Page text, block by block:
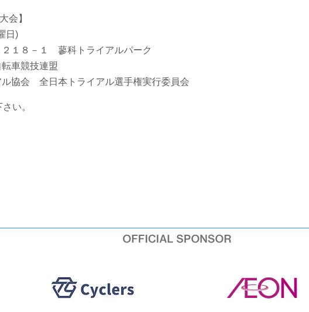
会】
日)
１８－１ 蓼科トライアルパーク
車競技連盟
協会 全日本トライアル選手権実行委員会
い。